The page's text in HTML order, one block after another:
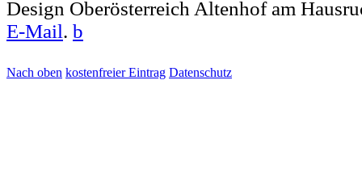
Design Oberösterreich Altenhof am
E-Mail. b
Nach oben kostenfreier Eintrag Datenschutz